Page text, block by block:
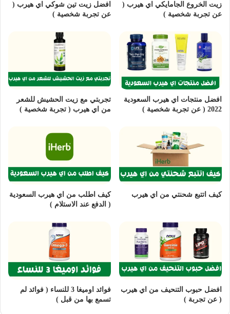
زيت الخروع الجامايكي اي هيرب (
عن تجربة شخصية )
افضل زيت تين شوكي اي هيرب (
عن تجربة شخصية )
افضل منتجات اي هيرب السعودية
2022 ( عن تجربة شخصية )
تجربتي مع زيت الحشيش للشعر
من اي هيرب ( تجربة شخصية )
كيف اتتبع شحنتي من اي هيرب
كيف اطلب من اي هيرب السعودية
( الدفع عند الاستلام )
افضل حبوب التنحيف من اي هيرب
( عن تجربة )
فوائد اوميغا 3 للنساء ( فوائد لم
تسمع بها من قبل )